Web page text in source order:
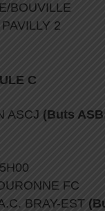
BOUVILLE
PAVILLY 2
C
ASCJ (Buts
FC
BRAY-EST